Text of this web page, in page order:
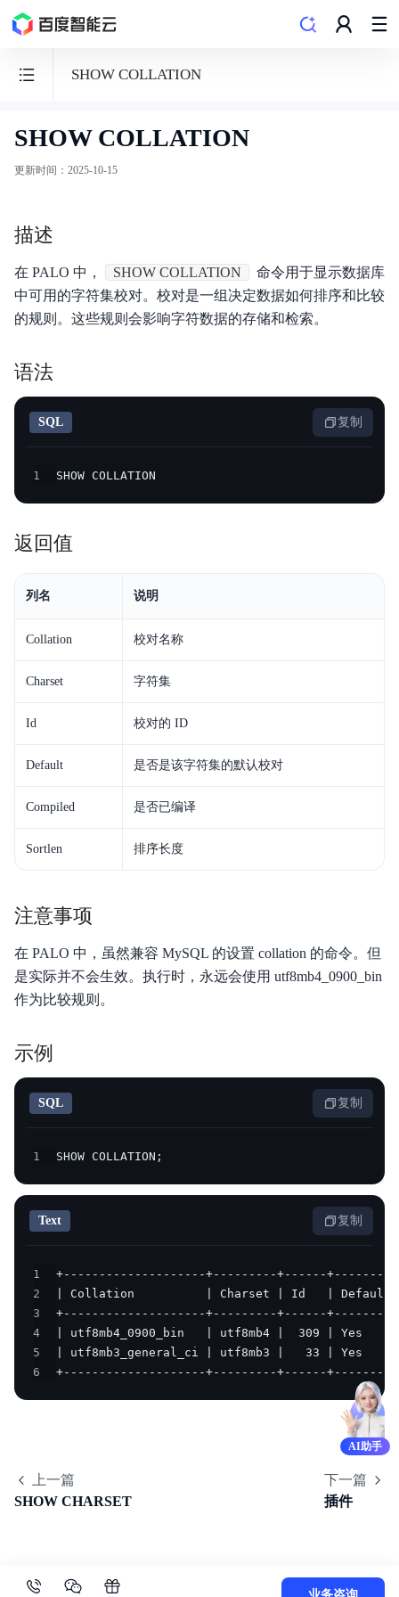
SHOW COLLATION
数
据
PALO
产品概述
产品定价
开发指南
SHOW COLLATION
更新时间 ： 2025-10-15
描述
在 PALO 中， SHOW COLLATION
命令用于显示数据库
中可用的字符集校对。校对是一组决定数据如何排序和比较
的规则。这些规则会影响字符数据的存储和检索。
语法
SQL 复制
1 SHOW COLLATION
返回值
列名 说明
Collation 校对名称
Charset 字符集
Id 校对的 ID
Default 是否是该字符集的默认校对
Compiled 是否已编译
Sortlen 排序长度
注意事项
在 PALO 中，虽然兼容 MySQL 的设置 collation 的命令。但
是实际并不会生效。执行时，永远会使用 utf8mb4_0900_bin
作为比较规则。
示例
SQL 复制
1 SHOW COLLATION;
Text 复制
1
2
3
4
5
6
+--------------------+---------+------
上一篇
SHOW CHARSET
下一篇
插件
AI助手